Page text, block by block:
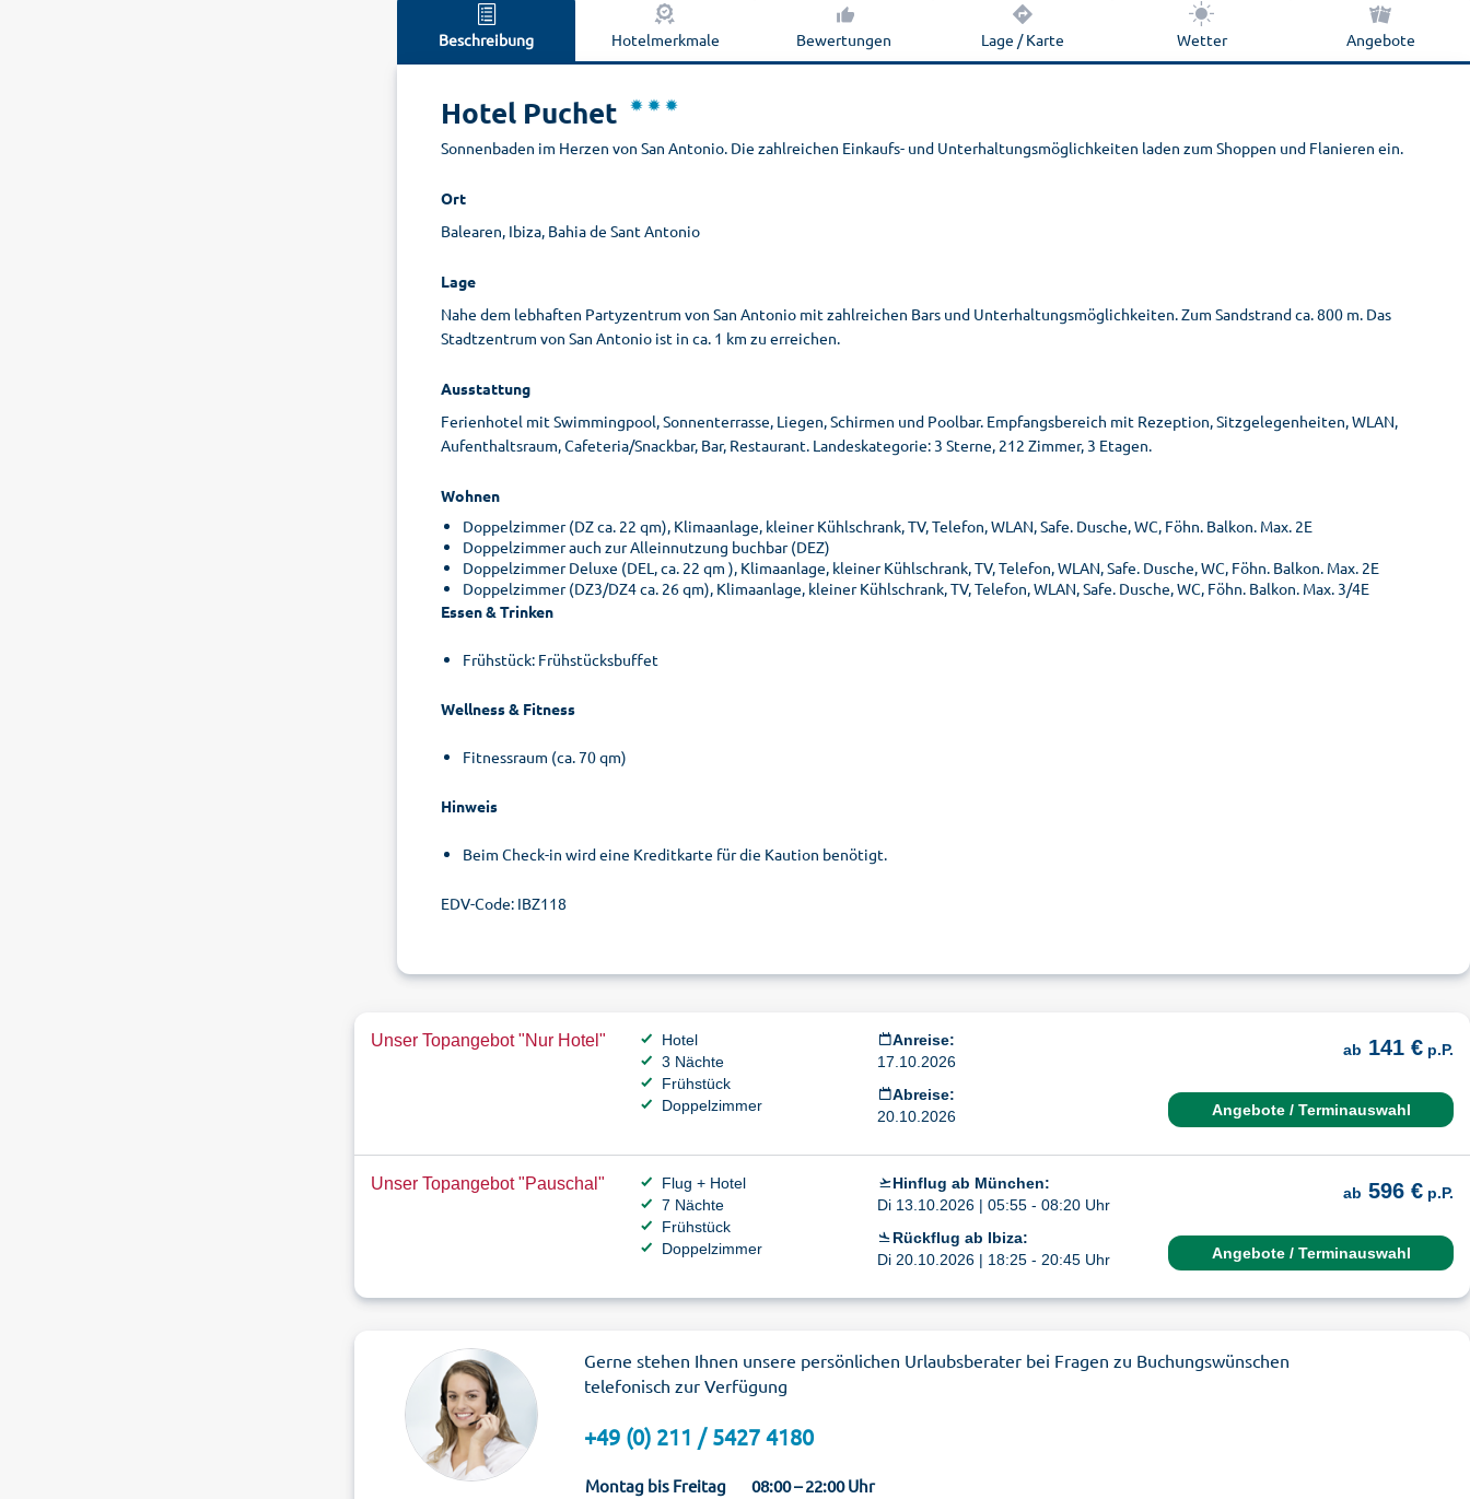
Beschreibung Hotelmerkmale Bewertungen Lage / Karte Wetter Angebote
Hotel Puchet
Sonnenbaden im Herzen von San Antonio. Die zahlreichen Einkaufs- und Unterhaltungsmöglichkeiten laden zum Shoppen und Flanieren ein.
Ort
Balearen, Ibiza, Bahia de Sant Antonio
Lage
Nahe dem lebhaften Partyzentrum von San Antonio mit zahlreichen Bars und Unterhaltungsmöglichkeiten. Zum Sandstrand ca. 800 m. Das
Stadtzentrum von San Antonio ist in ca. 1 km zu erreichen.
Ausstattung
Ferienhotel mit Swimmingpool, Sonnenterrasse, Liegen, Schirmen und Poolbar. Empfangsbereich mit Rezeption, Sitzgelegenheiten, WLAN,
Aufenthaltsraum, Cafeteria/Snackbar, Bar, Restaurant. Landeskategorie: 3 Sterne, 212 Zimmer, 3 Etagen.
Wohnen
Doppelzimmer (DZ ca. 22 qm), Klimaanlage, kleiner Kühlschrank, TV, Telefon, WLAN, Safe. Dusche, WC, Föhn. Balkon. Max. 2E
Doppelzimmer auch zur Alleinnutzung buchbar (DEZ)
Doppelzimmer Deluxe (DEL, ca. 22 qm ), Klimaanlage, kleiner Kühlschrank, TV, Telefon, WLAN, Safe. Dusche, WC, Föhn. Balkon. Max. 2E
Doppelzimmer (DZ3/DZ4 ca. 26 qm), Klimaanlage, kleiner Kühlschrank, TV, Telefon, WLAN, Safe. Dusche, WC, Föhn. Balkon. Max. 3/4E
Essen & Trinken
Frühstück: Frühstücksbuffet
Wellness & Fitness
Fitnessraum (ca. 70 qm)
Hinweis
Beim Check-in wird eine Kreditkarte für die Kaution benötigt.
EDV-Code: IBZ118
Unser Topangebot "Nur Hotel"
Hotel
3 Nächte
Frühstück
Doppelzimmer
Anreise:
17.10.2026
Abreise:
20.10.2026
ab 141 € p.P.
Angebote / Terminauswahl
Unser Topangebot "Pauschal"
Flug + Hotel
7 Nächte
Frühstück
Doppelzimmer
Hinflug ab München:
Di 13.10.2026 | 05:55 - 08:20 Uhr
Rückflug ab Ibiza:
Di 20.10.2026 | 18:25 - 20:45 Uhr
ab 596 € p.P.
Angebote / Terminauswahl
Gerne stehen Ihnen unsere persönlichen Urlaubsberater bei Fragen zu Buchungswünschen
telefonisch zur Verfügung
+49 (0) 211 / 5427 4180
Montag bis Freitag
08:00 – 22:00 Uhr